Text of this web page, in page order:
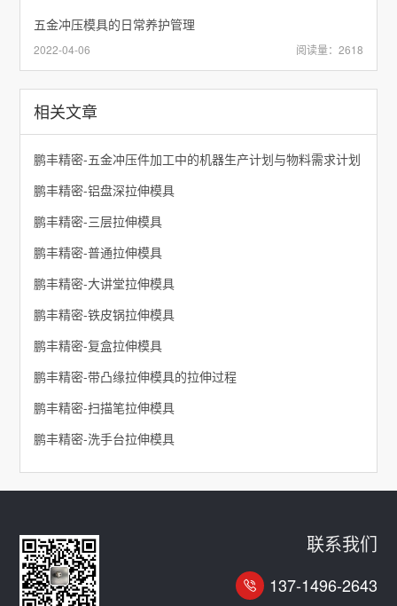
五金冲压模具的日常养护管理
2022-04-06 阅读量：2618
相关文章
鹏丰精密-五金冲压件加工中的机器生产计划与物料需求计划
鹏丰精密-铝盘深拉伸模具
鹏丰精密-三层拉伸模具
鹏丰精密-普通拉伸模具
鹏丰精密-大讲堂拉伸模具
鹏丰精密-铁皮锅拉伸模具
鹏丰精密-复盒拉伸模具
鹏丰精密-带凸缘拉伸模具的拉伸过程
鹏丰精密-扫描笔拉伸模具
鹏丰精密-洗手台拉伸模具
联系我们
137-1496-2643